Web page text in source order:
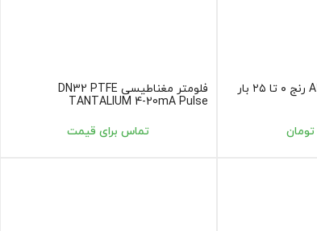
فلومتر مغناطیسی DN32 PTFE
TANTALIUM 4-20mA Pulse
تماس برای قیمت